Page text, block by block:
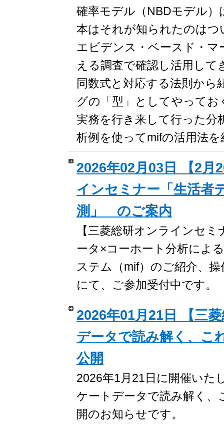
確率モデル（NBDモデル
本はそれが知られたのは
エビデンス・ベースド・
える調査で確認し活用し
同数式と対応する法則か
グの「型」としてやって
実務を行き来して行った分
析例を使ってmifの活用法
2026年02月03日 【2
インセミナー「生活者
測」 のご案内
【三菱総研オンラインセ
ータ×コーホート分析によ
ステム（mif）のご紹介、
にて、ご参加受付中です。
2026年01月21日 【三
データで読み解く、こ
公開
2026年1月21日に開催いた
ケートデータで読み解く、
開のお知らせです。